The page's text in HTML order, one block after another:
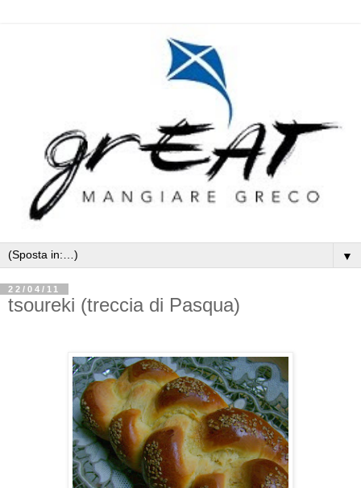
▼
22/04/11
tsoureki (treccia di Pasqua)